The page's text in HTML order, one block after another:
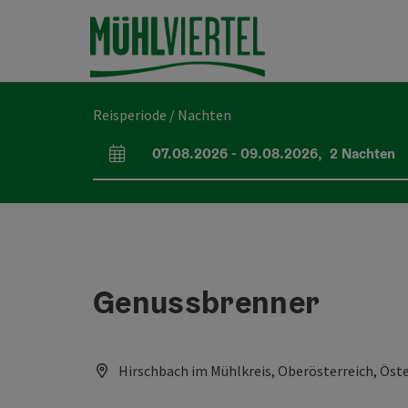
Accesskey
[0]
Navigatie Accesskey
[1]
PaginabeginAccesskey
[2]
Reisperiode / Nachten
Velden voor aankomst en vertrek
07.08.2026- 09.08.2026, 2 Nachten
Genussbrenner
Hirschbach im Mühlkreis, Oberösterreich,